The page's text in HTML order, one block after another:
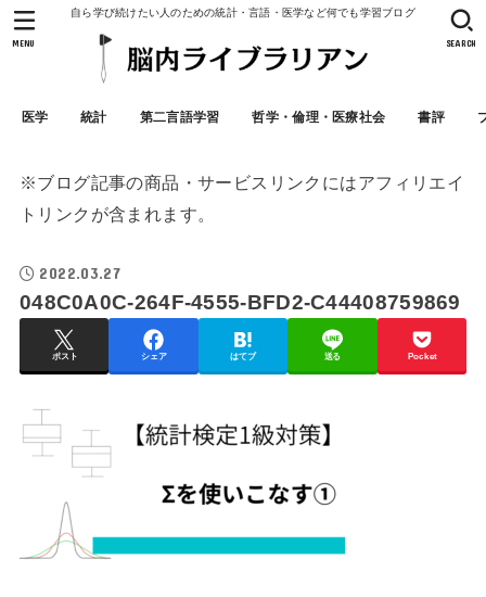
自ら学び続けたい人のための統計・言語・医学など何でも学習ブログ
医学 統計 第二言語学習 哲学・倫理・医療社会 書評
SEARCH
MENU
※ブログ記事の商品・サービスリンクにはアフィリエイ
トリンクが含まれます。
2022.03.27
048C0A0C-264F-4555-BFD2-C44408759869
ポスト シェア はてブ 送る Pocket